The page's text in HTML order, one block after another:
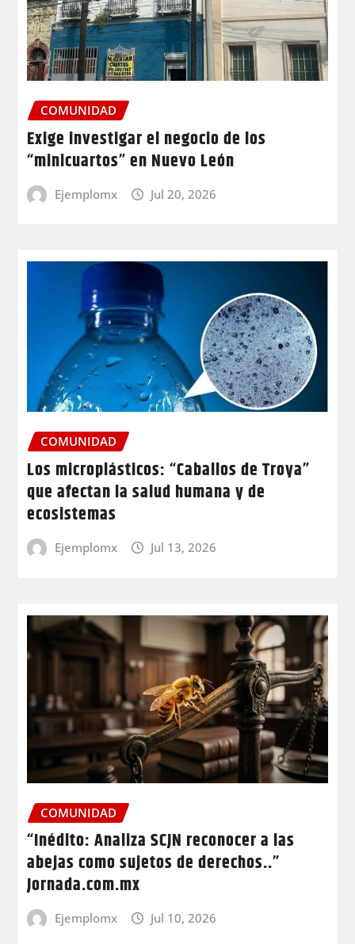
COMUNIDAD
Exige investigar el negocio de los
“minicuartos” en Nuevo León
Ejemplomx Jul 20, 2026
COMUNIDAD
Los microplásticos: “Caballos de Troya”
que afectan la salud humana y de
ecosistemas
Ejemplomx Jul 13, 2026
COMUNIDAD
“Inédito: Analiza SCJN reconocer a las
abejas como sujetos de derechos..”
Jornada.com.mx
Ejemplomx Jul 10, 2026